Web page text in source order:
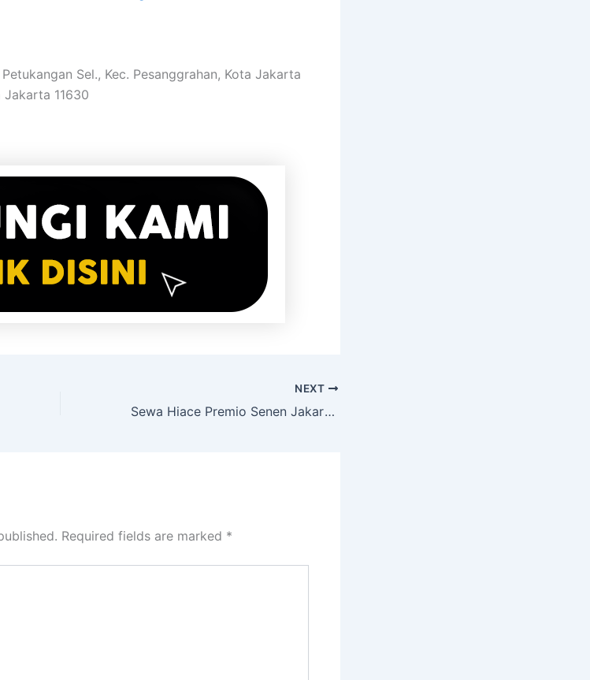
Sel., Kec. Pesanggrahan, Kota Jakarta
Jakarta 11630
NEXT
Sewa Hiace Premio Senen Jakarta Pusat
Required fields are marked *